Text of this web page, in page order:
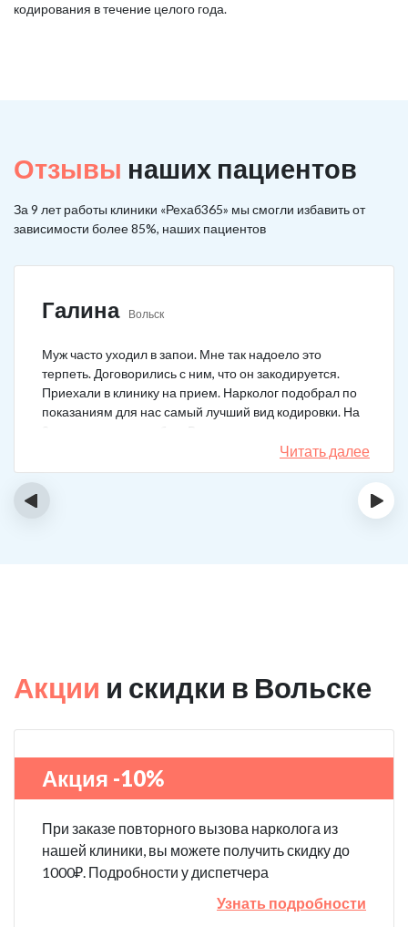
кодирования в течение целого года.
Отзывы наших пациентов
За 9 лет работы клиники «Рехаб365» мы смогли избавить от
зависимости более 85%, наших пациентов
Галина Вольск
Муж часто уходил в запои. Мне так надоело это
терпеть. Договорились с ним, что он закодируется.
Приехали в клинику на прием. Нарколог подобрал по
показаниям для нас самый лучший вид кодировки. На
3 года поставили рубеж. Вот уже как два года мужа к
Читать далее
‹ ›
Акции и скидки в Вольске
Акция -10%
При заказе повторного вызова нарколога из
нашей клиники, вы можете получить скидку до
1000₽. Подробности у диспетчера
Узнать подробности